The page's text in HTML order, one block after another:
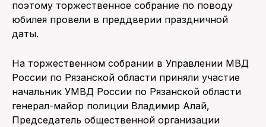
поэтому торжественное собрание по поводу
юбилея провели в преддверии праздничной
даты.
На торжественном собрании в Управлении МВД
России по Рязанской области приняли участие
начальник УМВД России по Рязанской области
генерал-майор полиции Владимир Алай,
Председатель общественной организации